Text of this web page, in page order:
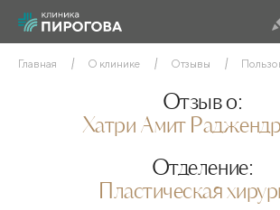
Главная О клинике Отзывы
Отзыв о:
Хатри Амит
Отделение:
Пластическая